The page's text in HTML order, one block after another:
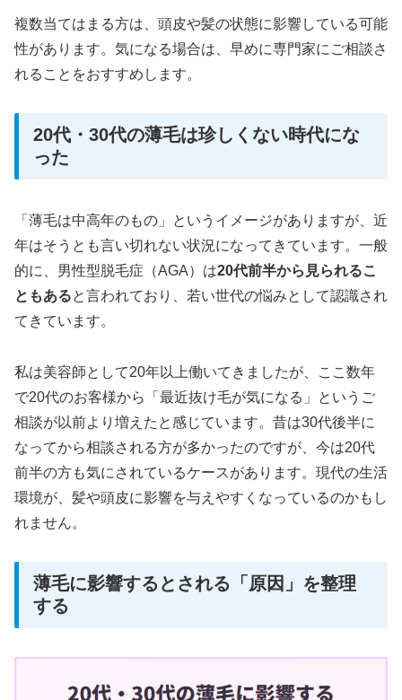
複数当てはまる方は、頭皮や髪の状態に影響している可能
性があります。気になる場合は、早めに専門家にご相談さ
れることをおすすめします。
20代・30代の薄毛は珍しくない時代にな
った
「薄毛は中高年のもの」というイメージがありますが、近
年はそうとも言い切れない状況になってきています。一般
的に、男性型脱毛症（AGA）は20代前半から見られるこ
ともあると言われており、若い世代の悩みとして認識され
てきています。
私は美容師として20年以上働いてきましたが、ここ数年
で20代のお客様から「最近抜け毛が気になる」というご
相談が以前より増えたと感じています。昔は30代後半に
なってから相談される方が多かったのですが、今は20代
前半の方も気にされているケースがあります。現代の生活
環境が、髪や頭皮に影響を与えやすくなっているのかもし
れません。
薄毛に影響するとされる「原因」を整理
する